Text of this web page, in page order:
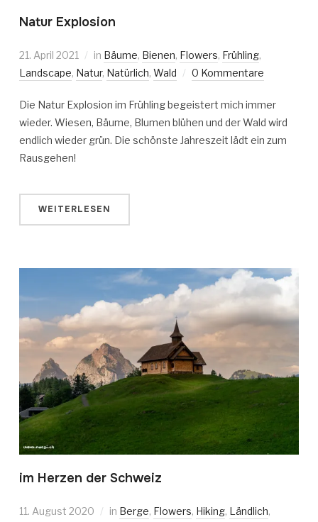
Natur Explosion
21. April 2021 in Bäume, Bienen, Flowers, Frühling,
Landscape, Natur, Natürlich, Wald 0 Kommentare
Die Natur Explosion im Frühling begeistert mich immer
wieder. Wiesen, Bäume, Blumen blühen und der Wald wird
endlich wieder grün. Die schönste Jahreszeit lädt ein zum
Rausgehen!
WEITERLESEN
im Herzen der Schweiz
11. August 2020 in Berge, Flowers, Hiking, Ländlich,